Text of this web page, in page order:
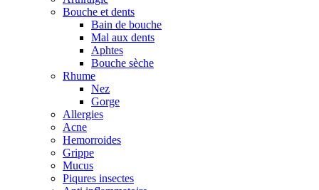
Bouche et dents
Bain de bouche
Mal aux dents
Aphtes
Bouche sèche
Rhume
Nez
Gorge
Allergies
Acne
Hemorroides
Grippe
Mucus
Piqures insectes